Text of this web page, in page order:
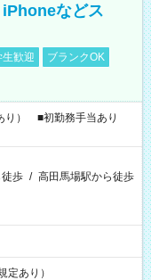
iPhoneなどス
生歓迎
ブランクOK
り） ■初勤務手当あり
歩 / 高田馬場駅から徒歩
あり）